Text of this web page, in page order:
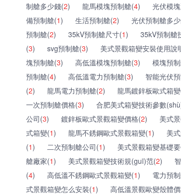
制艙多少錢(2) 龍馬模塊預制艙(4) 光伏模
備預制艙(1) 生活預制艙(2) 光伏預制艙多
預制艙(2) 35kV預制艙尺寸(1) 35kV預制艙
(3) svg預制艙(3) 美式景觀箱變安裝使用說
塊預制艙(3) 高低溫模塊預制艙(3) 模塊預
預制艙(4) 高低溫電力預制艙(3) 智能光伏
(2) 龍馬電力預制艙(2) 龍馬鍍鋅板歐式箱
一次預制艙價格(3) 合肥美式箱變技術參數
公司(3) 鍍鋅板歐式景觀箱變價格(2) 美式
式箱變(1) 龍馬不銹鋼歐式景觀箱變(1) 美
(1) 二次預制艙公司(1) 美式景觀箱變基礎
艙廠家(1) 美式景觀箱變技術規(guī)范(2)
(4) 高低溫不銹鋼歐式景觀箱變(1) 電力預
式景觀箱變怎么安裝(1) 高低溫景觀歐變殼體